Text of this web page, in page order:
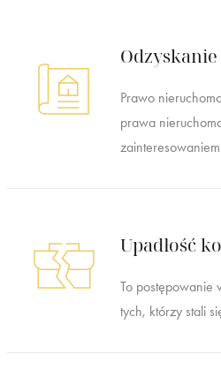
Prawo
prawa
Upadłość
To postępowanie
tych, którzy stali